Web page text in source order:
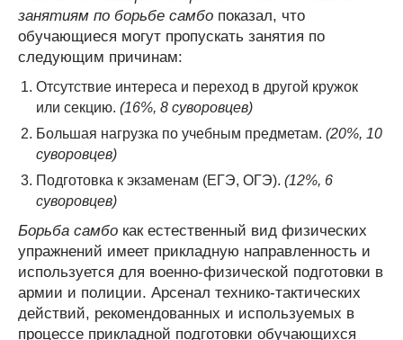
занятиям по борьбе самбо показал, что
обучающиеся могут пропускать занятия по
следующим причинам:
Отсутствие интереса и переход в другой кружок
или секцию. (16%, 8 суворовцев)
Большая нагрузка по учебным предметам. (20%, 10
суворовцев)
Подготовка к экзаменам (ЕГЭ, ОГЭ). (12%, 6
суворовцев)
Борьба самбо как естественный вид физических
упражнений имеет прикладную направленность и
используется для военно-физической подготовки в
армии и полиции. Арсенал технико-тактических
действий, рекомендованных и используемых в
процессе прикладной подготовки обучающихся